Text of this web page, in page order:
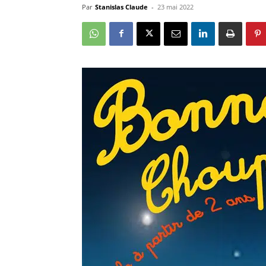
Par Stanislas Claude - 23 mai 2022